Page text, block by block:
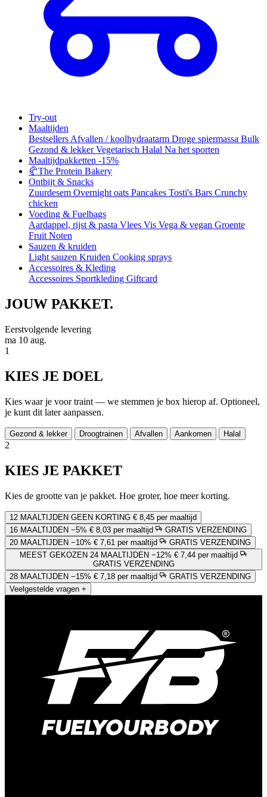
Try-out
Maaltijden
Bestsellers Afvallen / koolhydraatarm Droge spiermassa Bulk
Gezond & lekkerVegetarisch Halal Na het sporten
Maaltijdpakketten -15%
🥐The Protein Bakery
Ontbijt & Snacks
Zuurdesem Overnight oats Pancakes Tosti's Bars Crunchy
chicken
Voeding & Fuelbags
Aardappel, rijst & pasta Vlees Vis Vega & vegan Groente
Fruit Noten
Sauzen & kruiden
Light sauzen Kruiden Cooking sprays
Accessoires & Kleding
Accessoires Sportkleding Giftcard
JOUW PAKKET.
Eerstvolgende levering
ma 10 aug.
1
KIES JE DOEL
Kies waar je voor traint — we stemmen je box hierop af. Optioneel,
je kunt dit later aanpassen.
Gezond & lekker Droogtrainen Afvallen Aankomen Halal
2
KIES JE PAKKET
Kies de grootte van je pakket. Hoe groter, hoe meer korting.
12 MAALTIJDEN GEEN KORTING € 8,45 per maaltijd
16 MAALTIJDEN −5% € 8,03 per maaltijd
GRATIS VERZENDING
20 MAALTIJDEN −10% € 7,61 per maaltijd
GRATIS VERZENDING
MEEST GEKOZEN 24 MAALTIJDEN −12% € 7,44 per maaltijd
GRATIS VERZENDING
28 MAALTIJDEN −15% € 7,18 per maaltijd
GRATIS VERZENDING
Veelgestelde vragen +